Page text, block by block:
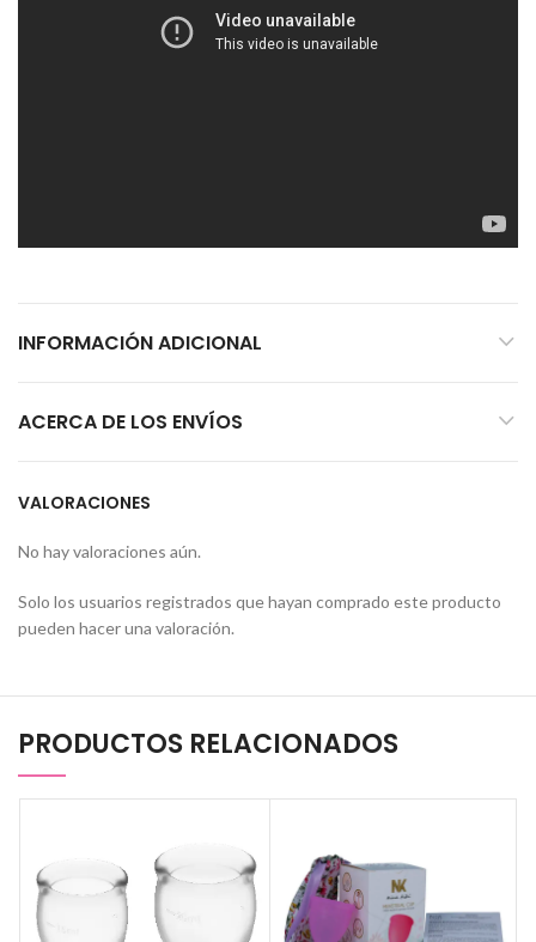
INFORMACIÓN ADICIONAL
ACERCA DE LOS ENVÍOS
VALORACIONES
No hay valoraciones aún.
Solo los usuarios registrados que hayan comprado este producto
pueden hacer una valoración.
PRODUCTOS RELACIONADOS